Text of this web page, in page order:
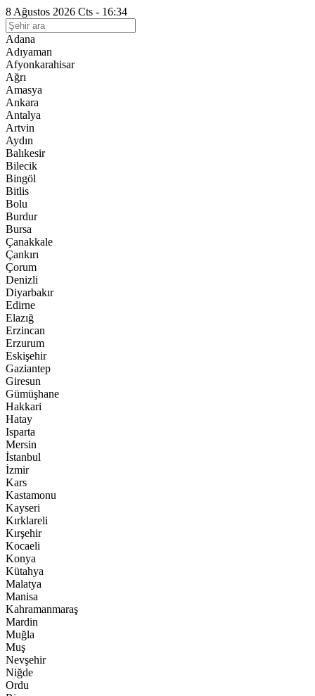
8 Ağustos 2026 Cts - 16:34
Adana
Adıyaman
Afyonkarahisar
Ağrı
Amasya
Ankara
Antalya
Artvin
Aydın
Balıkesir
Bilecik
Bingöl
Bitlis
Bolu
Burdur
Bursa
Çanakkale
Çankırı
Çorum
Denizli
Diyarbakır
Edirne
Elazığ
Erzincan
Erzurum
Eskişehir
Gaziantep
Giresun
Gümüşhane
Hakkari
Hatay
Isparta
Mersin
İstanbul
İzmir
Kars
Kastamonu
Kayseri
Kırklareli
Kırşehir
Kocaeli
Konya
Kütahya
Malatya
Manisa
Kahramanmaraş
Mardin
Muğla
Muş
Nevşehir
Niğde
Ordu